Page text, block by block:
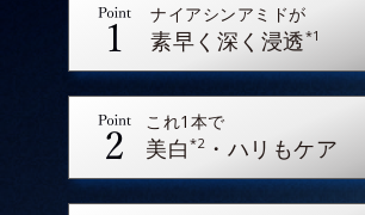
高めた新処方を採用。
に挑みました。
ナイアシンアミドが
素早く深く浸透*1
これ1本で
美白*2 ・ハリもケア